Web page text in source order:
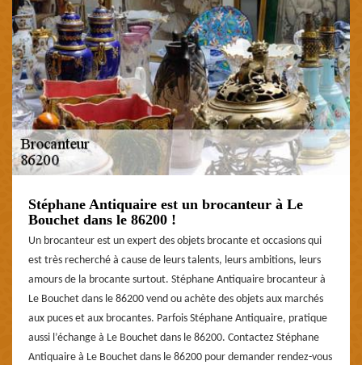
Stéphane Antiquaire est un brocanteur à Le
Bouchet dans le 86200 !
Un brocanteur est un expert des objets brocante et occasions qui
est très recherché à cause de leurs talents, leurs ambitions, leurs
amours de la brocante surtout. Stéphane Antiquaire brocanteur à
Le Bouchet dans le 86200 vend ou achète des objets aux marchés
aux puces et aux brocantes. Parfois Stéphane Antiquaire, pratique
aussi l’échange à Le Bouchet dans le 86200. Contactez Stéphane
Antiquaire à Le Bouchet dans le 86200 pour demander rendez-vous